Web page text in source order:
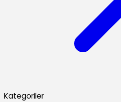
Kategoriler